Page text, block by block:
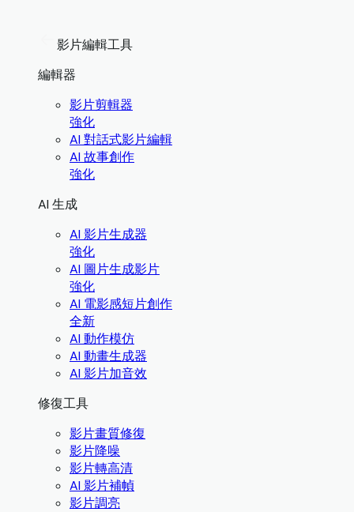
影片編輯工具
編輯器
影片剪輯器
強化
AI 對話式影片編輯
AI 故事創作
強化
AI 生成
AI 影片生成器
強化
AI 圖片生成影片
強化
AI 電影感短片創作
全新
AI 動作模仿
AI 動畫生成器
AI 影片加音效
修復工具
影片畫質修復
影片降噪
影片轉高清
AI 影片補幀
影片調亮